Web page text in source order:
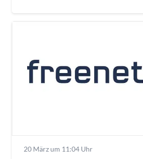
20 März um 11:04 Uhr